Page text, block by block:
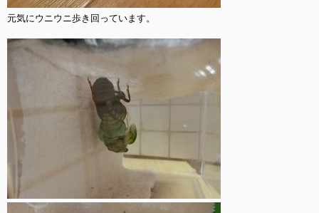
元気にウニウニ歩き回っています。